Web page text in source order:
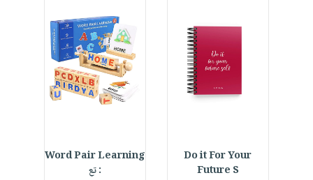
Do it For Your
Future S
Word Pair Learning
: تع